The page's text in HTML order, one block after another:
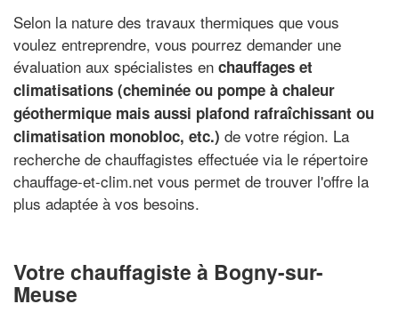
Selon la nature des travaux thermiques que vous
voulez entreprendre, vous pourrez demander une
évaluation aux spécialistes en chauffages et
climatisations (cheminée ou pompe à chaleur
géothermique mais aussi plafond rafraîchissant ou
climatisation monobloc, etc.) de votre région. La
recherche de chauffagistes effectuée via le répertoire
chauffage-et-clim.net vous permet de trouver l'offre la
plus adaptée à vos besoins.
Votre chauffagiste à Bogny-sur-
Meuse